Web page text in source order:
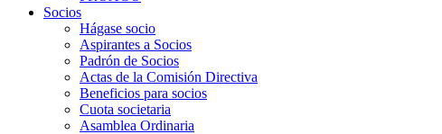
Socios
Hágase socio
Aspirantes a Socios
Padrón de Socios
Actas de la Comisión Directiva
Beneficios para socios
Cuota societaria
Asamblea Ordinaria